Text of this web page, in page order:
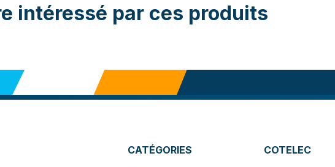
intéressé par ces produits
CATÉGORIES COTELEC